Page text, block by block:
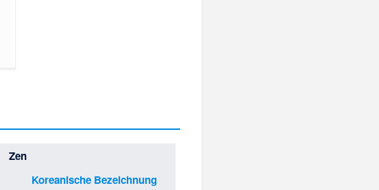
Zen
Koreanische Bezeichnung